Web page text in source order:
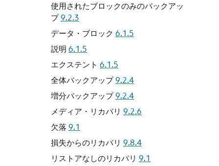
使用されたブロックのみのバックアッ
プ9.2.3
データ・ブロック 6.1.5
説明 6.1.5
エクステント 6.1.5
全体バックアップ9.2.4
増分バックアップ9.2.4
メディア・リカバリ 9.2.6
欠落 9.1
損失からのリカバリ 9.8.4
リストアなしのリカバリ 9.1